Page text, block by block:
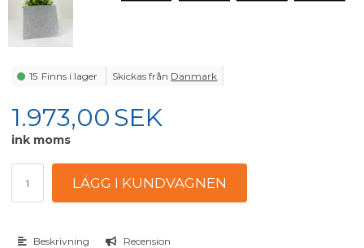
15 Finns i lager Skickas från Danmark
1.973,00SEK
ink moms
Beskrivning Recension